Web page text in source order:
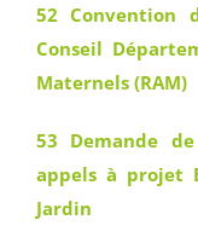
52 Convention
Conseil
Maternels (RAM)
53 Demande
appels à projet
Jardin